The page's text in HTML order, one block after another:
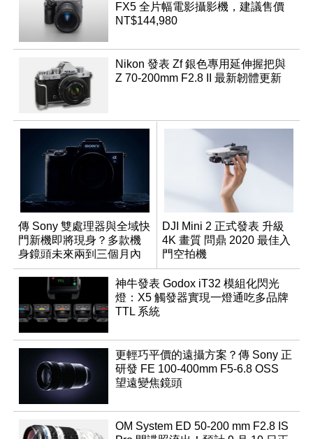
FX5 全片幅電影攝影機，建議售價
NT$144,980
Nikon 發表 Zf 銀色專用延伸握把與
Z 70-200mm F2.8 II 最新韌體更新
傳 Sony 雙處理器與全域快
門新機即將現身？多款機
身鏡頭未來兩到三個月內
有望登場
DJI Mini 2 正式發表 升級
4K 畫質 問鼎 2020 最佳入
門空拍機
神牛發表 Godox iT32 模組化閃光
燈：X5 觸發器實現一燈通吃多品牌
TTL 系統
更輕巧平價的遠攝方案？傳 Sony 正
研發 FE 100-400mm F5-6.8 OSS
望遠變焦鏡頭
OM System ED 50-200 mm F2.8 IS